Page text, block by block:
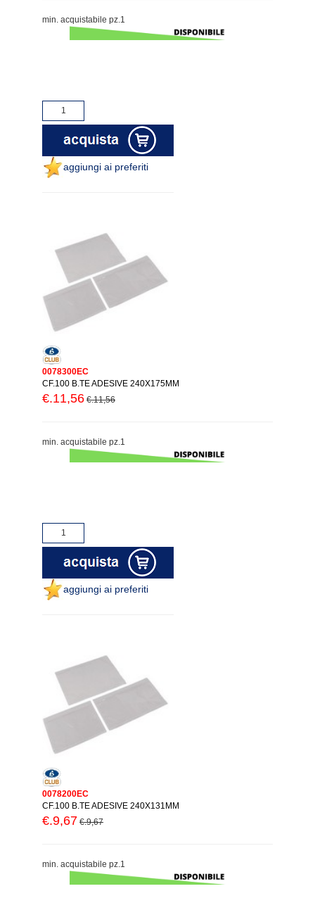
min. acquistabile pz.1
aggiungi ai preferiti
0078300EC
CF.100 B.TE ADESIVE 240X175MM
€.11,56 €.11,56
min. acquistabile pz.1
aggiungi ai preferiti
0078200EC
CF.100 B.TE ADESIVE 240X131MM
€.9,67 €.9,67
min. acquistabile pz.1